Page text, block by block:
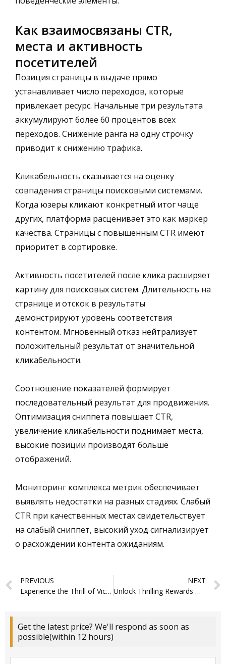
Как взаимосвязаны CTR,
места и активность
посетителей
Позиция страницы в выдаче прямо
устанавливает число переходов, которые
привлекает ресурс. Начальные три результата
аккумулируют более 60 процентов всех
переходов. Снижение ранга на одну строчку
приводит к снижению трафика.
Кликабельность сказывается на оценку
совпадения страницы поисковыми системами.
Когда юзеры кликают конкретный итог чаще
других, платформа расценивает это как маркер
качества. Страницы с повышенным CTR имеют
приоритет в сортировке.
Активность посетителей после клика расширяет
картину для поисковых систем. Длительность на
странице и отскок в результаты
демонстрируют уровень соответствия
контентом. Мгновенный отказ нейтрализует
положительный результат от значительной
кликабельности.
Соотношение показателей формирует
последовательный результат для продвижения.
Оптимизация сниппета повышает CTR,
увеличение кликабельности поднимает места,
высокие позиции производят больше
отображений.
Мониторинг комплекса метрик обеспечивает
выявлять недостатки на разных стадиях. Слабый
CTR при качественных местах свидетельствует
на слабый сниппет, высокий уход сигнализирует
о расхождении контента ожиданиям.
Prev
PREVIOUS
Experience the Thrill of Victory at Piperspin Casino Unveiled
NEXT
Unlock Thrilling Rewards with the Unmatched Sportsbet io Bonus6527
Get the latest price? We'll respond as soon as
possible(within 12 hours)